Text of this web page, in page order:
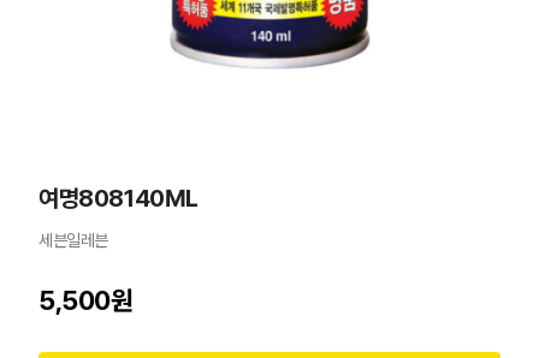
여명808140ML
세븐일레븐
5,500원